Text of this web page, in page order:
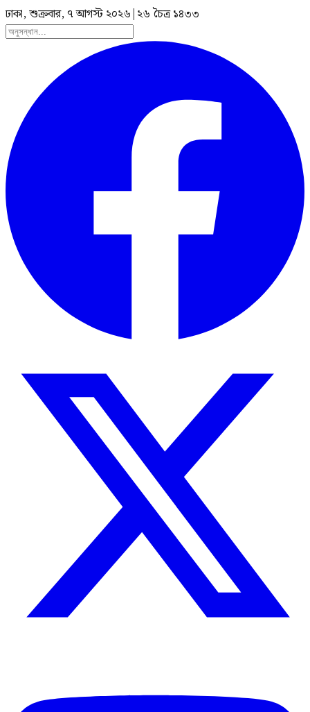
ঢাকা, শুক্রবার, ৭ আগস্ট ২০২৬ | ২৬ চৈত্র ১৪৩৩